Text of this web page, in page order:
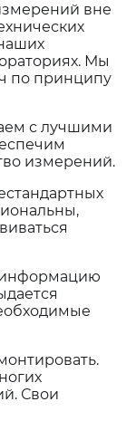
вне
Мы
по принципу
с лучшими
измерений.
информацию
Свои